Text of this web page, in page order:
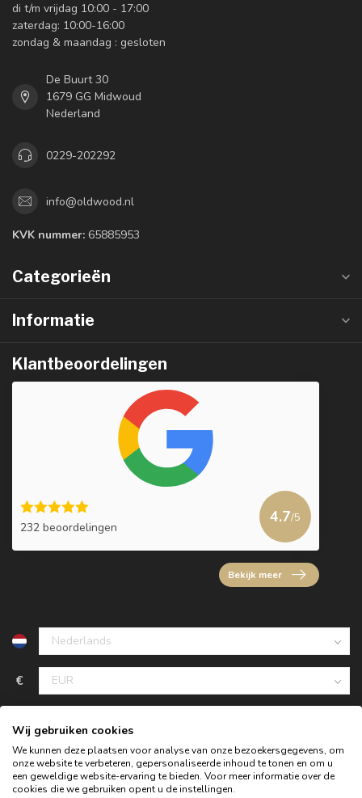
di t/m vrijdag 10:00 - 17:00
zaterdag: 10:00-16:00
zondag & maandag : gesloten
De Buurt 30
1679 GG Midwoud
Nederland
0229-202292
info@oldwood.nl
KVK nummer: 65885953
Categorieën
Informatie
Klantbeoordelingen
232 beoordelingen
4.7/5
Bekijk meer
€
Wij gebruiken cookies
We kunnen deze plaatsen voor analyse van onze bezoekersgegevens, om
onze website te verbeteren, gepersonaliseerde inhoud te tonen en om u
een geweldige website-ervaring te bieden. Voor meer informatie over de
cookies die we gebruiken opent u de instellingen.